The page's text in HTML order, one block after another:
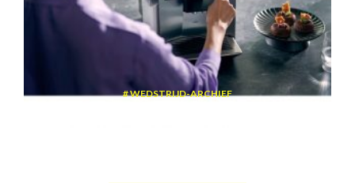
WEDSTRIJD-ARCHIEF